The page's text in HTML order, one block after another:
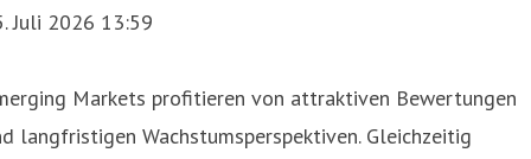
Juli 2026 13:59
Markets profitieren von attraktiven Bewertungen
langfristigen Wachstumsperspektiven. Gleichzeitig